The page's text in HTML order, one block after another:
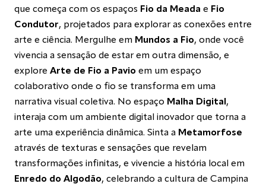
que começa com os espaços Fio da Meada e Fio
Condutor, projetados para explorar as conexões entre
arte e ciência. Mergulhe em Mundos a Fio, onde você
vivencia a sensação de estar em outra dimensão, e
explore Arte de Fio a Pavio em um espaço
colaborativo onde o fio se transforma em uma
narrativa visual coletiva. No espaço Malha Digital,
interaja com um ambiente digital inovador que torna a
arte uma experiência dinâmica. Sinta a Metamorfose
através de texturas e sensações que revelam
transformações infinitas, e vivencie a história local em
Enredo do Algodão, celebrando a cultura de Campina